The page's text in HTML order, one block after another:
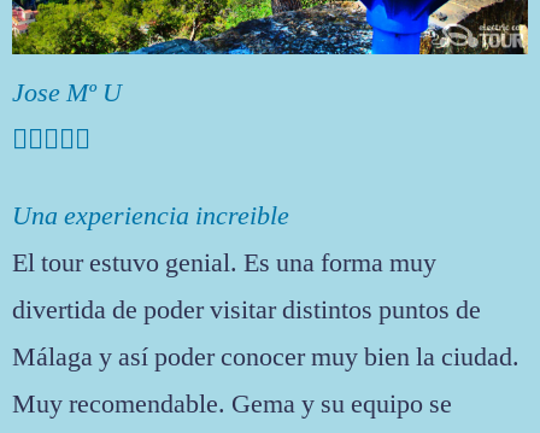
Jose Mº U

Una experiencia increible
El tour estuvo genial. Es una forma muy
divertida de poder visitar distintos puntos de
Málaga y así poder conocer muy bien la ciudad.
Muy recomendable. Gema y su equipo se